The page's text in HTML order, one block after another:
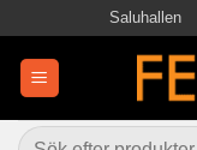
content
Saluhallen
Sök